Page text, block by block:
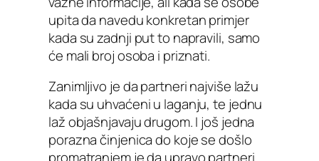
upita da navedu konkretan primjer
kada su zadnji put to napravili, samo
će mali broj osoba i priznati.
Zanimljivo je da partneri najviše lažu
kada su uhvaćeni u laganju, te jednu
laž objašnjavaju drugom. I još jedna
porazna činjenica do koje se došlo